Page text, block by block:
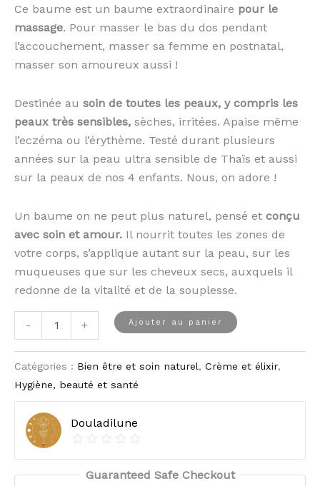
Ce baume est un baume extraordinaire pour le
massage. Pour masser le bas du dos pendant
l’accouchement, masser sa femme en postnatal,
masser son amoureux aussi !
Destinée au soin de toutes les peaux, y compris les
peaux très sensibles, sèches, irritées. Apaise même
l’eczéma ou l’érythème. Testé durant plusieurs
années sur la peau ultra sensible de Thaïs et aussi
sur la peaux de nos 4 enfants. Nous, on adore !
Un baume on ne peut plus naturel, pensé et conçu
avec soin et amour. Il nourrit toutes les zones de
votre corps, s’applique autant sur la peau, sur les
muqueuses que sur les cheveux secs, auxquels il
redonne de la vitalité et de la souplesse.
- + Ajouter au panier
Catégories : Bien être et soin naturel, Crème et élixir,
Hygiène, beauté et santé
Douladilune
Guaranteed Safe Checkout